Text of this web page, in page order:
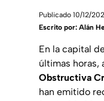
Publicado 10/12/
Escrito por: Alán
En la capital
últimas horas,
Obstructiva
han emitido